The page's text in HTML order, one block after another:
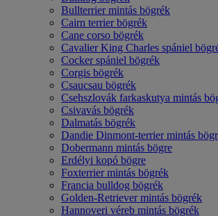
Bullterrier mintás bögrék
Cairn terrier bögrék
Cane corso bögrék
Cavalier King Charles spániel
Cocker spániel bögrék
Corgis bögrék
Csaucsau bögrék
Csehszlovák farkaskutya mintás
Csivavás bögrék
Dalmatás bögrék
Dandie Dinmont-terrier mintás
Dobermann mintás bögre
Erdélyi kopó bögre
Foxterrier mintás bögrék
Francia bulldog bögrék
Golden-Retriever mintás bögrék
Hannoveri véreb mintás bögrék